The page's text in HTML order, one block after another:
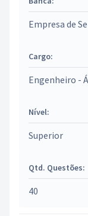
Empresa de
Cargo:
Engenheiro -
Nível:
Superior
Qtd. Questões:
40